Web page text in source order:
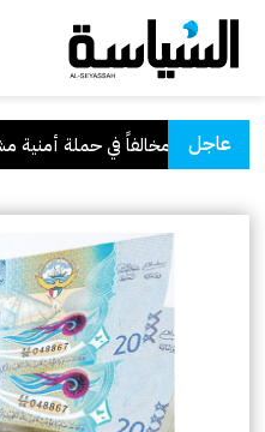
عاجلمع "القوى العاملة"